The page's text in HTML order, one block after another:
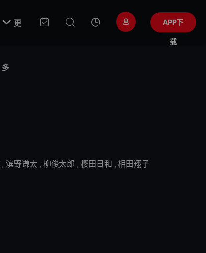
 更
多
APP下
载
, 滨野谦太 , 柳俊太郎 , 樱田日和 , 相田翔子